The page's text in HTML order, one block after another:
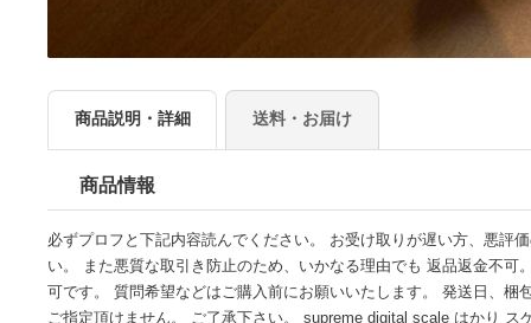
商品説明・詳細 送料・お届け
商品情報